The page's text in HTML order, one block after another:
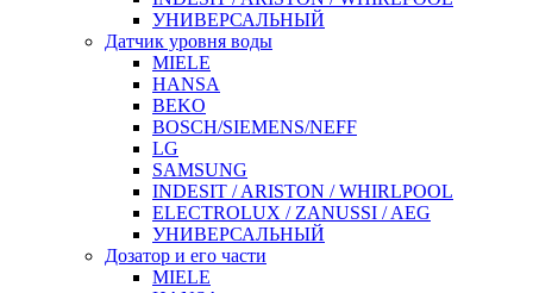
УНИВЕРСАЛЬНЫЙ
Датчик уровня воды
MIELE
HANSA
BEKO
BOSCH/SIEMENS/NEFF
LG
SAMSUNG
INDESIT / ARISTON / WHIRLPOOL
ELECTROLUX / ZANUSSI / AEG
УНИВЕРСАЛЬНЫЙ
Дозатор и его части
MIELE